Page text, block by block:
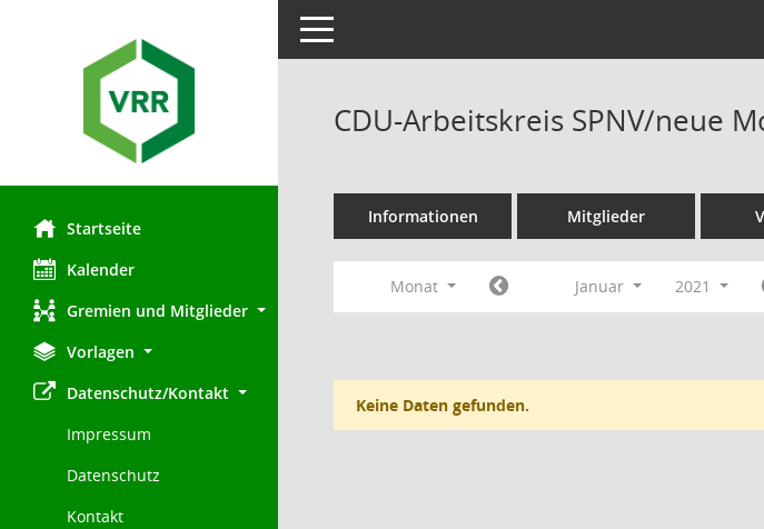
Startseite
Kalender
Gremien und Mitglieder
Vorlagen
Datenschutz/Kontakt
Impressum
Datenschutz
Kontakt
Toggle navigation
CDU-Arbeitskreis SPNV/neue
Informationen Mitglieder
Monat Januar 2021
Keine Daten gefunden.